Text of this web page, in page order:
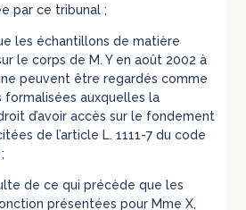
par ce tribunal ;
les échantillons de matière
le corps de M. Y en août 2002 à
ne peuvent être regardés comme
formalisées auxquelles la
d’avoir accès sur le fondement
de l’article L. 1111-7 du code
de ce qui précède que les
présentées pour Mme X,